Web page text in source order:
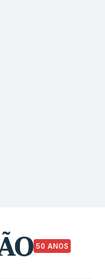
50 ANOS